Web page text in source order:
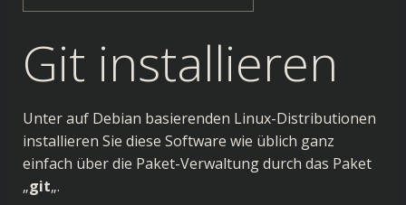
Git installieren
Unter auf Debian basierenden Linux-Distributionen
installieren Sie diese Software wie üblich ganz
einfach über die Paket-Verwaltung durch das Paket
„git„.